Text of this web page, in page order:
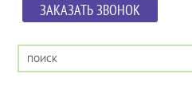
ЗАКАЗАТЬ ЗВОНОК